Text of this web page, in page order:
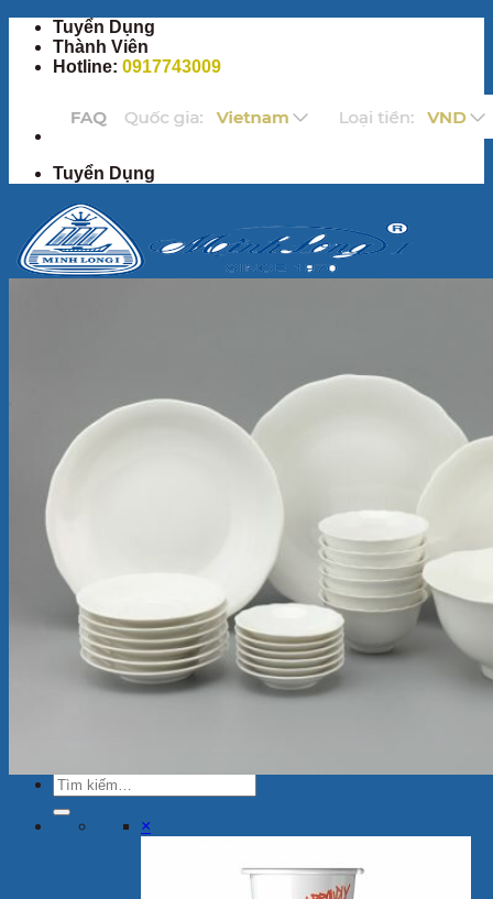
qua
Tuyển Dụng
Thành Viên
Hotline: 0917743009
Tuyển Dụng
Trang Chủ
Sản Phẩm
Bộ ấm chén
Bộ đồ ăn
Bộ Chén Sứ – Dĩa -Tô
Sứ Dưỡng Sinh
Tượng sứ
Quà Tặng Minh Long
Bộ Bàn Ăn In Logo
Tin Tức
Review
Ẩm thực
Tìm
kiếm:
×